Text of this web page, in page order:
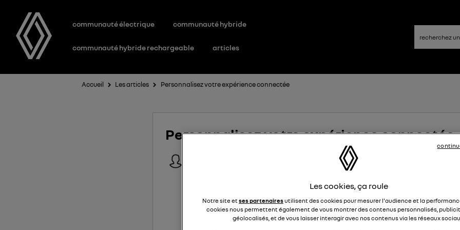
communauté électrique communauté hybride
communauté hybride rechargeable articles
Accueil Les articles Personnalisez votre expérience connectée
Personnalisez votre expérience connectée
Les cookies, ça roule
Notre site etses partenairesutilisent des cookies pour mesurer l'audience et la
cookies nous permettent également de vous montrer des contenus personnalisés,
géolocalisés, et de vous laisser interagir avec nos contenus via les réseaux